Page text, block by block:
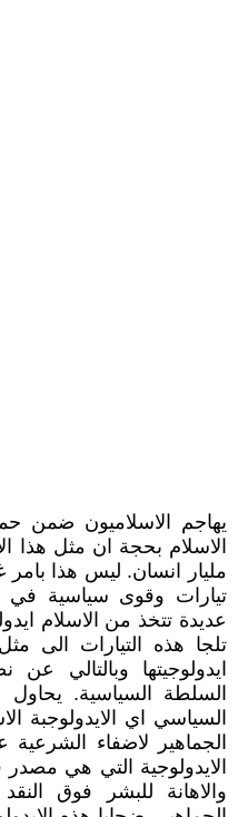
يهاجم الاسلاميون ضمن
الاسلام بحجة ان مثل هذا
مليار انسان. ليس هذا
تيارات وقوى سياسية في
عديدة تتخذ من الاسلام
تلجا هذه التيارات الى
ايدولوجيتها وبالتالي
السلطة السياسية. يحاول
السياسي اي الايدولوجبة
الجماهير لاضفاء
الايدولوجية التي هي
والاهانة للبشر فوق